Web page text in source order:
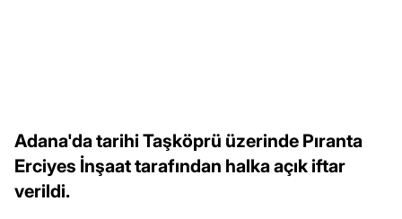
Adana'da tarihi Taşköprü üzerinde Pıranta
Erciyes İnşaat tarafından halka açık iftar
verildi.